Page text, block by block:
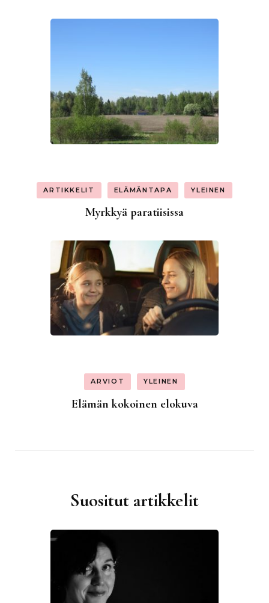
ARTIKKELIT ELÄMÄNTAPA YLEINEN
Myrkkyä paratiisissa
ARVIOT YLEINEN
Elämän kokoinen elokuva
Suositut artikkelit